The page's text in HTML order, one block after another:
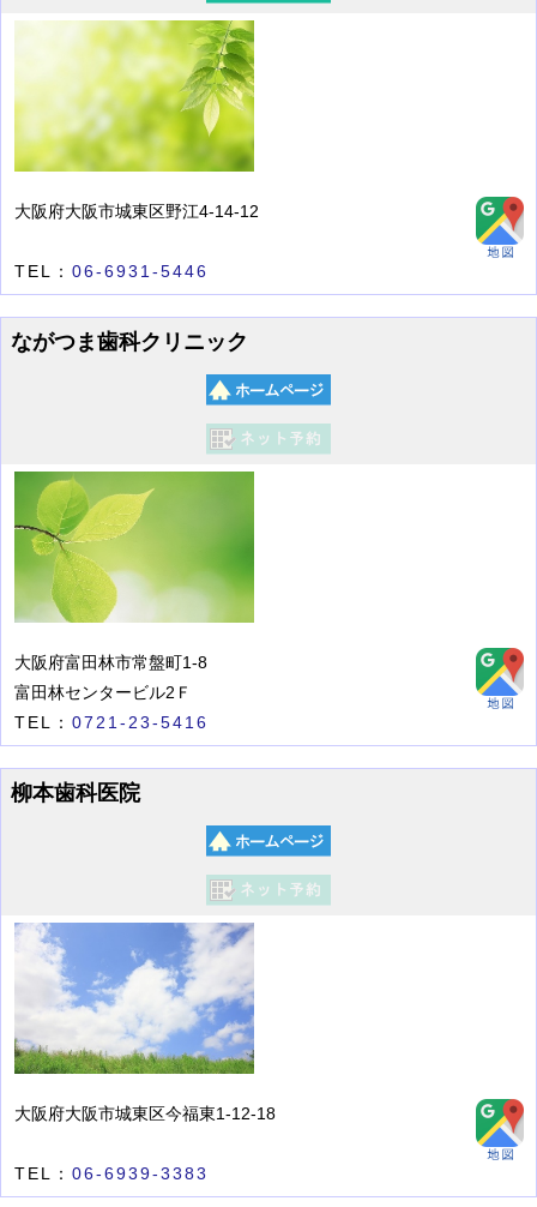
大阪府大阪市城東区野江4-14-12
TEL： 06-6931-5446
ながつま歯科クリニック
大阪府富田林市常盤町1-8
富田林センタービル2Ｆ
TEL： 0721-23-5416
柳本歯科医院
大阪府大阪市城東区今福東1-12-18
TEL： 06-6939-3383